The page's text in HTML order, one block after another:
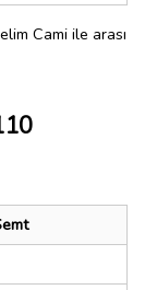
Cami ile arası